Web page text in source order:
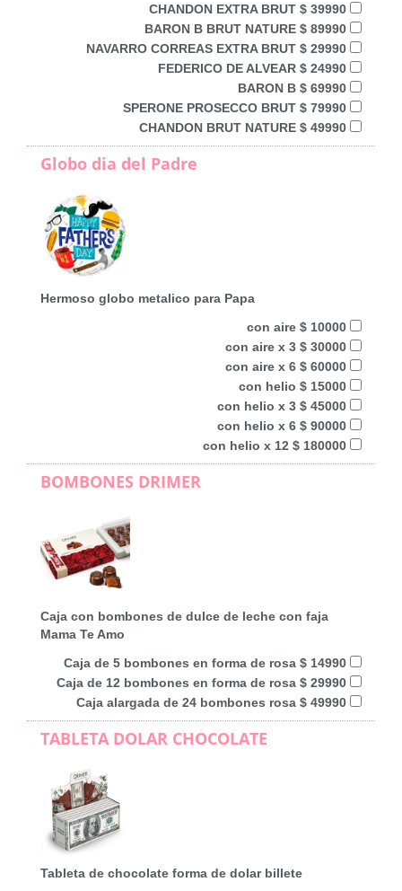
CHANDON EXTRA BRUT $ 39990
BARON B BRUT NATURE $ 89990
NAVARRO CORREAS EXTRA BRUT $ 29990
FEDERICO DE ALVEAR $ 24990
BARON B $ 69990
SPERONE PROSECCO BRUT $ 79990
CHANDON BRUT NATURE $ 49990
Globo dia del Padre
Hermoso globo metalico para Papa
con aire $ 10000
con aire x 3 $ 30000
con aire x 6 $ 60000
con helio $ 15000
con helio x 3 $ 45000
con helio x 6 $ 90000
con helio x 12 $ 180000
BOMBONES DRIMER
Caja con bombones de dulce de leche con faja
Mama Te Amo
Caja de 5 bombones en forma de rosa $ 14990
Caja de 12 bombones en forma de rosa $ 29990
Caja alargada de 24 bombones rosa $ 49990
TABLETA DOLAR CHOCOLATE
Tableta de chocolate forma de dolar billete